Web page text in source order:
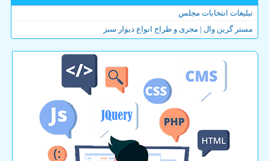
تبلیغات انتخابات مجلس
مستر گرین وال | مجری و طراح انواع دیوار سبز